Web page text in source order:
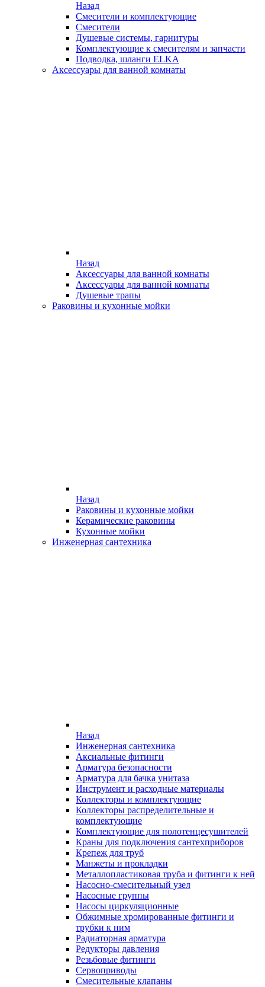
Назад
Смесители и комплектующие
Смесители
Душевые системы, гарнитуры
Комплектующие к смесителям и запчасти
Подводка, шланги ELKA
Аксессуары для ванной комнаты
Назад
Аксессуары для ванной комнаты
Аксессуары для ванной комнаты
Душевые трапы
Раковины и кухонные мойки
Назад
Раковины и кухонные мойки
Керамические раковины
Кухонные мойки
Инженерная сантехника
Назад
Инженерная сантехника
Аксиальные фитинги
Арматура безопасности
Арматура для бачка унитаза
Инструмент и расходные материалы
Коллекторы и комплектующие
Коллекторы распределительные и
комплектующие
Комплектующие для полотенцесушителей
Краны для подключения сантехприборов
Крепеж для труб
Манжеты и прокладки
Металлопластиковая труба и фитинги к ней
Насосно-смесительный узел
Насосные группы
Насосы циркуляционные
Обжимные хромированные фитинги и
трубки к ним
Радиаторная арматура
Редукторы давления
Резьбовые фитинги
Сервоприводы
Смесительные клапаны